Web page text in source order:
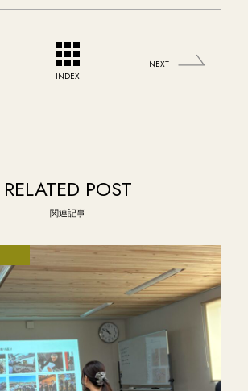
INDEX
NEXT
RELATED POST
関連記事